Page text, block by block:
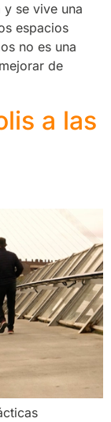
se vive una
espacios
no es una
de
a las